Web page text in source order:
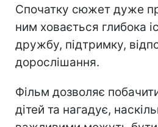
Спочатку сюжет дуже
ним ховається глибока
дружбу, підтримку,
дорослішання.
Фільм дозволяє
дітей та нагадує,